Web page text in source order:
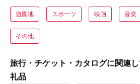
遊園地 スポーツ 映画 音楽
その他
旅行・チケット・カタログに関連
礼品